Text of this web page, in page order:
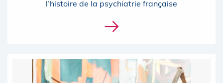
l’histoire de la psychiatrie française